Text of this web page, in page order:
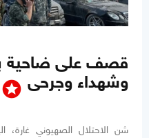
قصف على ضاحية
وشهداء وجرحى stars